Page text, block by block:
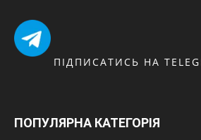
ПІДПИСАТИСЬ НА
ПОПУЛЯРНА КАТЕГОРІЯ